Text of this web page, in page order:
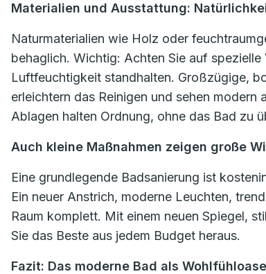
Materialien und Ausstattung:
Naturmaterialien wie Holz oder
behaglich. Wichtig: Achten Sie auf
Luftfeuchtigkeit standhalten. Großzügige,
erleichtern das Reinigen und sehen modern
Ablagen halten Ordnung, ohne das Bad zu
Auch kleine Maßnahmen zeigen große
Eine grundlegende Badsanierung ist
Ein neuer Anstrich, moderne Leuchten,
Raum komplett. Mit einem neuen Spiegel,
Sie das Beste aus jedem Budget heraus.
Fazit: Das moderne Bad als Wohlfühloase